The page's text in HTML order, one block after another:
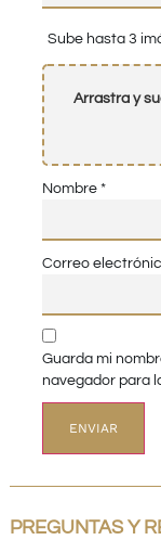
Sube hasta 3
Arrastra y
Nombre *
Correo
Guarda mi
navegador para
PREGUNTAS Y